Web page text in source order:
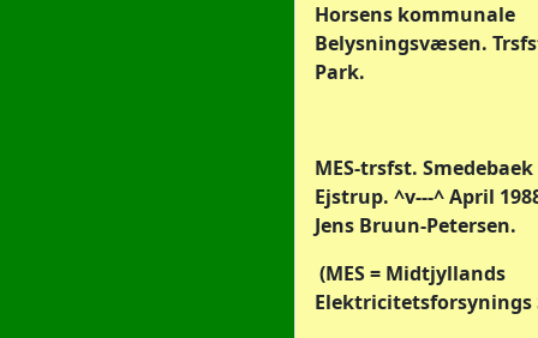
Horsens kommunale
Belysningsvæsen.
Park.
MES-trsfst.
Ejstrup. ^v---^ April
Jens Bruun-Petersen.
(MES = Midtjyllands
Elektricitetsforsynings